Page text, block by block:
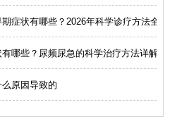
症状有哪些？2026年科学诊疗方法全解
哪些？尿频尿急的科学治疗方法详解
原因导致的